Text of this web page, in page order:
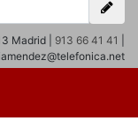
Madrid | 913 66 41 41